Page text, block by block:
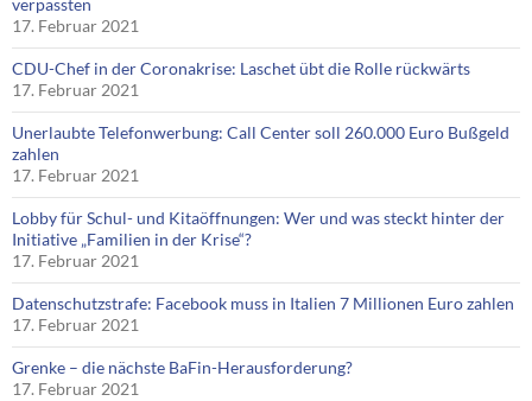
verpassten
17. Februar 2021
CDU-Chef in der Coronakrise: Laschet übt die Rolle rückwärts
17. Februar 2021
Unerlaubte Telefonwerbung: Call Center soll 260.000 Euro Bußgeld
zahlen
17. Februar 2021
Lobby für Schul- und Kitaöffnungen: Wer und was steckt hinter der
Initiative „Familien in der Krise“?
17. Februar 2021
Datenschutzstrafe: Facebook muss in Italien 7 Millionen Euro zahlen
17. Februar 2021
Grenke – die nächste BaFin-Herausforderung?
17. Februar 2021